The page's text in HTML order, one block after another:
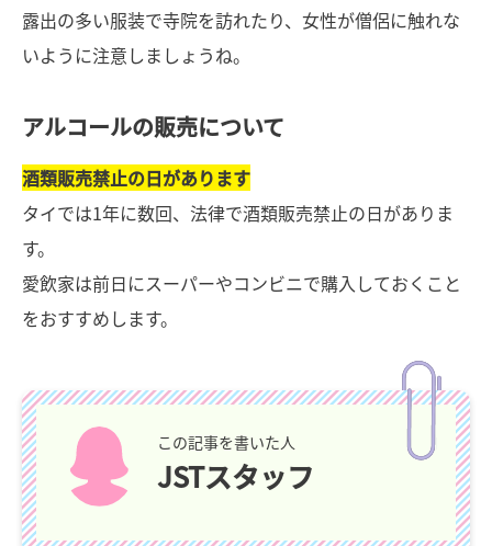
露出の多い服装で寺院を訪れたり、女性が僧侶に触れな
いように注意しましょうね。
アルコールの販売について
酒類販売禁止の日があります
タイでは1年に数回、法律で酒類販売禁止の日がありま
す。
愛飲家は前日にスーパーやコンビニで購入しておくこと
をおすすめします。
この記事を書いた人
JSTスタッフ